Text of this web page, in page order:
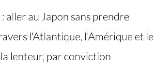
aller au Japon sans prendre
l'Atlantique, l'Amérique et le
lenteur, par conviction